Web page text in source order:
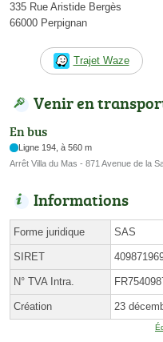
335 Rue Aristide Bergès
66000 Perpignan
Trajet Waze
Venir en
En bus
Ligne 194, à 560 m
Arrêt Villa du Mas - 871 Avenue de la
Informations
Forme juridique SAS
SIRET
N° TVA Intra.
Création 23